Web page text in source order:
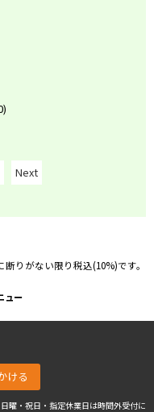
Next
りがない限り税込(10%)です。
ュー
ける
曜・祝日・指定休業日は時間外受付に